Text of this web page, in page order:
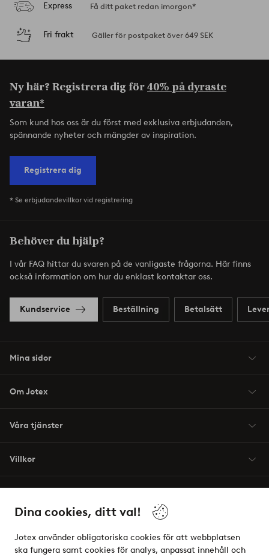
Dina cookies, ditt val!
Jotex använder obligatoriska cookies för att webbplatsen
ska fungera samt cookies för analys, anpassat innehåll och
Express Få ditt paket redan imorgon*
Fri frakt Gäller för postpaket över 649 SEK
Ny här? Registrera dig för40% på dyraste
varan*
Som kund hos oss är du först med exklusiva erbjudanden,
spännande nyheter och mängder av inspiration.
Registrera dig
* Se erbjudandevillkor vid registrering
Behöver du hjälp?
I vår FAQ hittar du svaren på de vanligaste frågorna. Här finns
också information om hur du enklast kontaktar oss.
Kundservice Beställning Betalsätt
Mina sidor
Om Jotex
Våra tjänster
Villkor